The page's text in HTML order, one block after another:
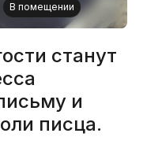
В помещении
станут
и
писца.